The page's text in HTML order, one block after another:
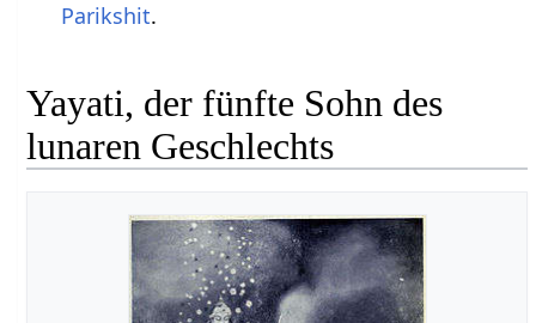
Parikshit.
Yayati, der fünfte Sohn des
lunaren Geschlechts